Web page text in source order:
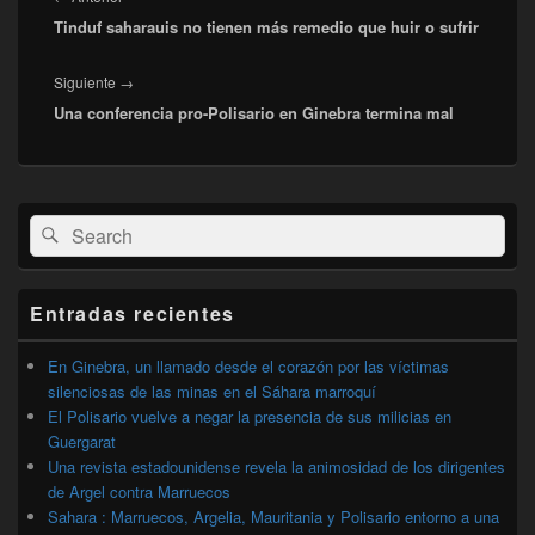
entradasanterior:
Tinduf saharauis no tienen más remedio que huir o sufrir
Siguiente →
siguiente:
Una conferencia pro-Polisario en Ginebra termina mal
El
área
de
widget
lateral
primaria
Buscar
por:
Buscar
Entradas recientes
En Ginebra, un llamado desde el corazón por las víctimas
silenciosas de las minas en el Sáhara marroquí
El Polisario vuelve a negar la presencia de sus milicias en
Guergarat
Una revista estadounidense revela la animosidad de los dirigentes
de Argel contra Marruecos
Sahara : Marruecos, Argelia, Mauritania y Polisario entorno a una